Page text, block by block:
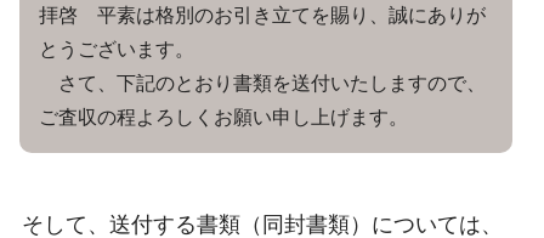
拝啓 平素は格別のお引き立てを賜り、誠にありが
とうございます。
さて、下記のとおり書類を送付いたしますので、
ご査収の程よろしくお願い申し上げます。
そして、送付する書類（同封書類）については、